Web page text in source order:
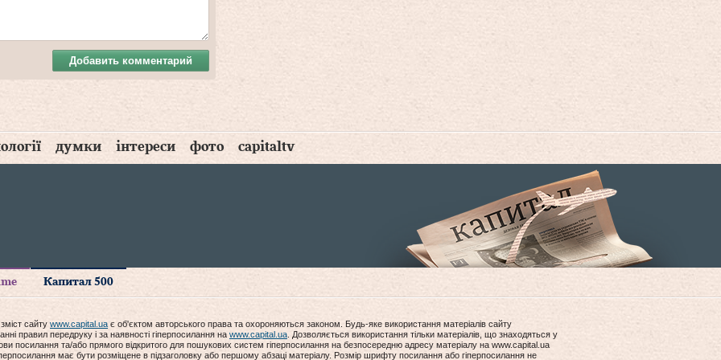
Добавить комментарий
думки інтереси фото capitaltv
Капитал 500
сайту www.capital.ua є об'єктом авторського права та охороняються законом. Будь-яке використання матеріалів сайту
правил передруку і за наявності гіперпосилання на www.capital.ua . Дозволяється використання тільки матеріалів, що знаходяться у
посилання та/або прямого відкритого для пошукових систем гіперпосилання на безпосередню адресу матеріалу на www.capital.ua
має бути розміщене в підзаголовку або першому абзаці матеріалу. Розмір шрифту посилання або гіперпосилання не